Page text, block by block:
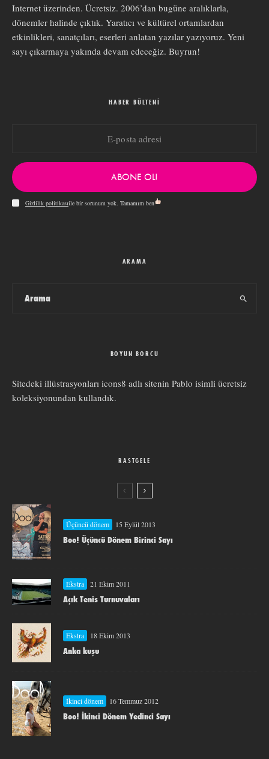
Internet üzerinden. Ücretsiz. 2006’dan bugüne aralıklarla,
dönemler halinde çıktık. Yaratıcı ve kültürel ortamlardan
etkinlikleri, sanatçıları, eserleri anlatan yazılar yazıyoruz. Yeni
sayı çıkarmaya yakında devam edeceğiz. Buyrun!
HABER BÜLTENI
ABONE OL!
Gizlilik politikasıile bir sorunum yok. Tamamım ben
ARAMA
BOYUN BORCU
Sitedeki illüstrasyonları icons8 adlı sitenin Pablo isimli ücretsiz
koleksiyonundan kullandık.
RASTGELE
Üçüncü dönem 15 Eylül 2013
Boo! Üçüncü Dönem Birinci Sayı
Ekstra 21 Ekim 2011
Açık Tenis Turnuvaları
Ekstra 18 Ekim 2013
Anka kuşu
İkinci dönem 16 Temmuz 2012
Boo! İkinci Dönem Yedinci Sayı